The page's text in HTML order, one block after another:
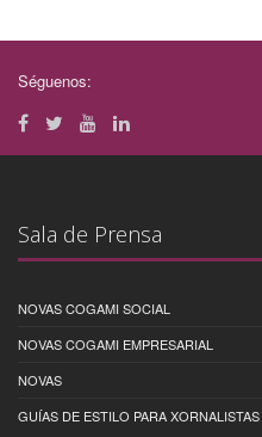
Séguenos:
Sala de Prensa
NOVAS COGAMI SOCIAL
NOVAS COGAMI EMPRESARIAL
NOVAS
GUÍAS DE ESTILO PARA XORNALISTAS